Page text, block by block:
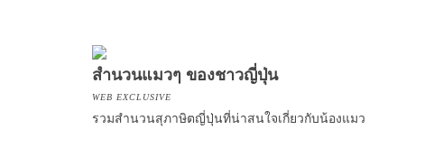
สำนวนแมวๆ ของชาวญี่ปุ่น
WEB EXCLUSIVE
รวมสำนวนสุภาษิตญี่ปุ่นที่น่าสนใจเกี่ยวกับน้องแมว